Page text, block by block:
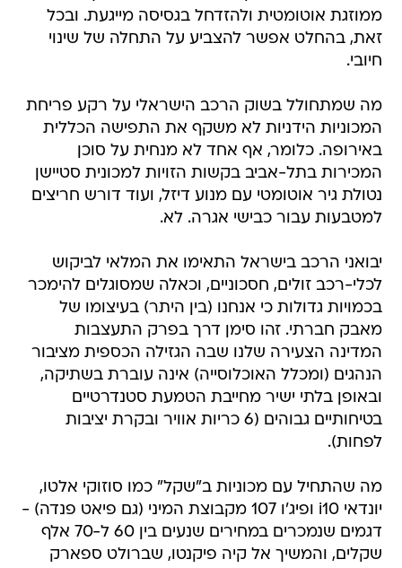
ממוזגת אוטומטית ולהזדחל בגסיסה מייגעת. ובכל
זאת, בהחלט אפשר להצביע על התחלה של שינוי
חיובי.
מה שמתחולל בשוק הרכב הישראלי על רקע פריחת
המכוניות הידניות לא משקף את התפישה הכללית
באירופה. כלומר, אף אחד לא מנחית על סוכן
המכירות בתל-אביב בקשות הזויות למכונית סטיישן
נטולת גיר אוטומטי עם מנוע דיזל, ועוד דורש חריצים
למטבעות עבור כבישי אגרה. לא.
יבואני הרכב בישראל התאימו את המלאי לביקוש
לכלי-רכב זולים, חסכוניים, וכאלה שמסוגלים להימכר
בכמויות גדולות כי אנחנו (בין היתר) בעיצומו של
מאבק חברתי. זהו סימן דרך בפרק התעצבות
המדינה הצעירה שלנו שבה הגזילה הכספית מציבור
הנהגים (ומכלל האוכלוסייה) אינה עוברת בשתיקה,
ובאופן בלתי ישיר מחייבת הטמעת סטנדרטיים
בטיחותיים גבוהים (6 כריות אוויר ובקרת יציבות
לפחות).
מה שהתחיל עם מכוניות ב"שקל" כמו סוזוקי אלטו,
יונדאי i10 ופיג'ו 107 מקבוצת המיני (גם פיאט פנדה) -
דגמים שנמכרים במחירים שנעים בין 60 ל-70 אלף
שקלים, והמשיך אל קיה פיקנטו, שברולט ספארק